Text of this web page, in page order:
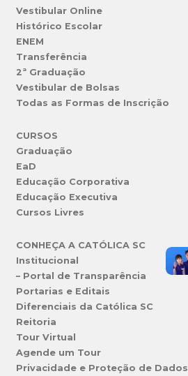
Vestibular Online
Histórico Escolar
ENEM
Transferência
2ª Graduação
Vestibular de Bolsas
Todas as Formas de Inscrição
CURSOS
Graduação
EaD
Educação Corporativa
Educação Executiva
Cursos Livres
CONHEÇA A CATÓLICA SC
Institucional
– Portal de Transparência
Portarias e Editais
Diferenciais da Católica SC
Reitoria
Tour Virtual
Agende um Tour
Privacidade e Proteção de Dados